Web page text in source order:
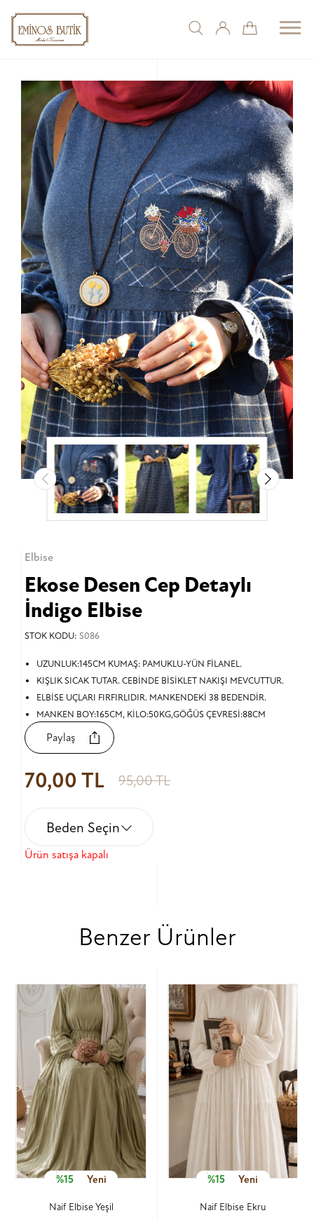
Elbise
Ekose Desen Cep Detaylı
İndigo Elbise
STOK KODU: S086
UZUNLUK:145CM KUMAŞ: PAMUKLU-YÜN FİLANEL.
KIŞLIK SICAK TUTAR. CEBİNDE BİSİKLET NAKIŞI MEVCUTTUR.
ELBİSE UÇLARI FIRFIRLIDIR. MANKENDEKİ 38 BEDENDİR.
MANKEN BOY:165CM, KİLO:50KG,GÖĞÜS ÇEVRESİ:88CM
Paylaş
70,00 TL 95,00 TL
Beden Seçin
Ürün satışa kapalı
Benzer Ürünler
%15 Yeni
Naif Elbise Yeşil
%15 Yeni
Naif Elbise Ekru